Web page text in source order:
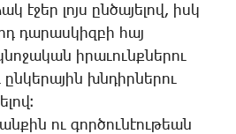
է­ջեր լոյս ըն­ծա­յե­լով, իսկ
դա­րաս­կիզ­բի հայ
ի­րա­ւունք­նե­րու
խնդիր­նե­րու
ու գոր­ծու­նէու­թեան